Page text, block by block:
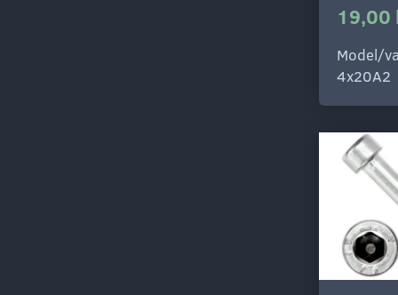
19,00
Model/
4x20A2